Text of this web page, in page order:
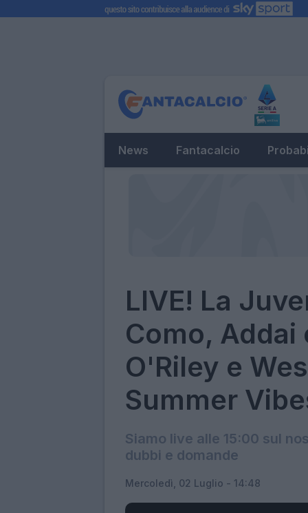
News Fantacalcio
LIVE! La
Como, Addai
O'Riley e
Summer
Siamo live alle 15:00 sul
dubbi e domande
Mercoledì, 02 Luglio - 14:48